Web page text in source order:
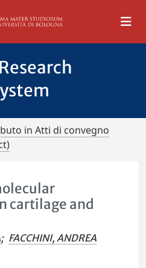
in Atti di convegno
cartilage and
; FACCHINI, ANDREA